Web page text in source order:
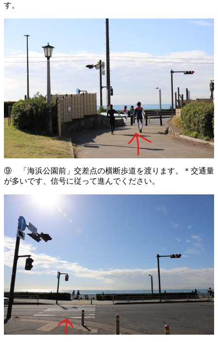
す。
⑨ 「海浜公園前」交差点の横断歩道を渡ります。＊交通量
が多いです、信号に従って進んでください。